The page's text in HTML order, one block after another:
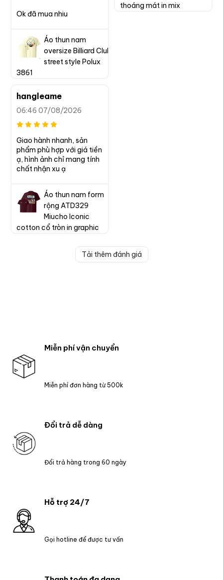
Ok đã mua nhiu
Áo thun nam
oversize Billiard Club
street style Polux
3861
thoáng mát in mix
hangleame
06:46 07/08/2026
Giao hành nhanh, sản
phẩm phù hợp với giá tiền
ạ, hình ảnh chỉ mang tính
chất nhận xu ạ
Áo thun nam form
rộng ATD329
Miucho Iconic
cotton cổ tròn in graphic
Tải thêm đánh giá
Đổi trả dễ dàng
Đổi trả hàng trong 60 ngày
Hỗ trợ 24/7
Gọi hotline để được tư vấn
Miễn phí vận chuyển
Miễn phí đơn hàng từ 500k